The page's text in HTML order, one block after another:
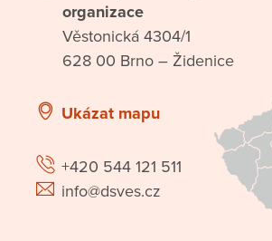
organizace
Věstonická 4304/1
628 00 Brno – Židenice
Ukázat mapu
+420 544 121 511
info@dsves.cz